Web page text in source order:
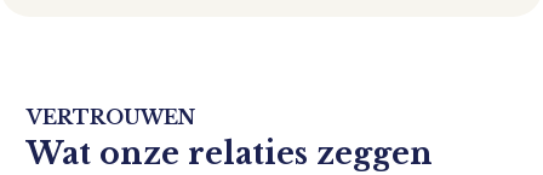
VERTROUWEN
Wat onze relaties zeggen